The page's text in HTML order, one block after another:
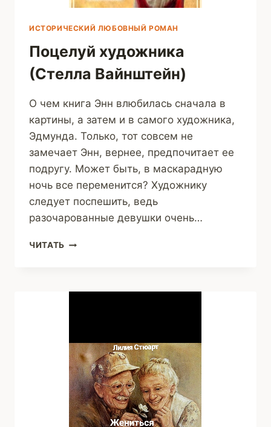
ИСТОРИЧЕСКИЙ ЛЮБОВНЫЙ РОМАН
Поцелуй художника
(Стелла Вайнштейн)
О чем книга Энн влюбилась сначала в
картины, а затем и в самого художника,
Эдмунда. Только, тот совсем не
замечает Энн, вернее, предпочитает ее
подругу. Может быть, в маскарадную
ночь все переменится? Художнику
следует поспешить, ведь
разочарованные девушки очень…
ЧИТАТЬ ПОЦЕЛУЙ